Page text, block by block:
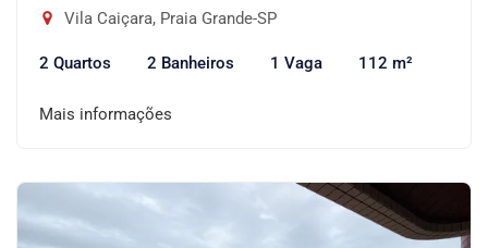
Vila Caiçara, Praia Grande-SP
2 Quartos 2 Banheiros 1 Vaga 112 m²
Mais informações